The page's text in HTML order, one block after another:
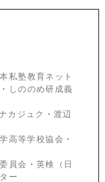
私塾教育ネット
・
しののめ研成義
カジュク ・ 渡辺
高等学校協会 ・
員会 ・ 英検（日
ー